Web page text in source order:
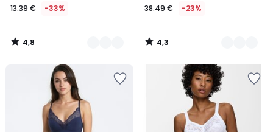
13.39 € -33%
4,8
/
38.49 € -23%
4,3
/